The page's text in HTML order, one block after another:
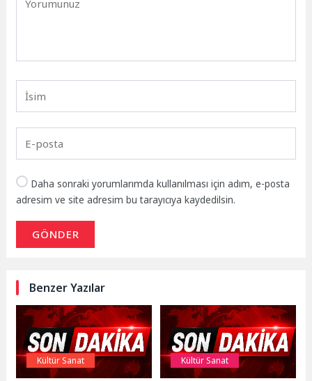
Daha sonraki yorumlarımda kullanılması için adım, e-posta
adresim ve site adresim bu tarayıcıya kaydedilsin.
GÖNDER
Benzer Yazılar
Kültür Sanat Kültür Sanat